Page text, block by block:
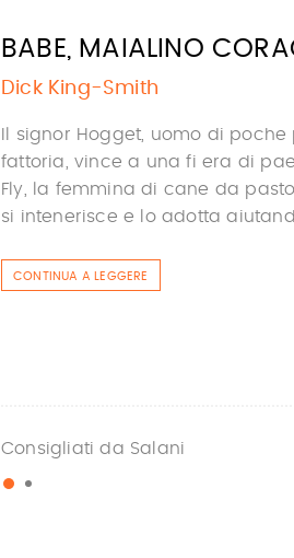
BABE, MAIALINO
Dick King-Smith
Il signor Hogget, uomo di
fattoria, vince a una fi era di
Fly, la femmina di cane da
si intenerisce e lo adotta
CONTINUA A LEGGERE
Consigliati da Salani